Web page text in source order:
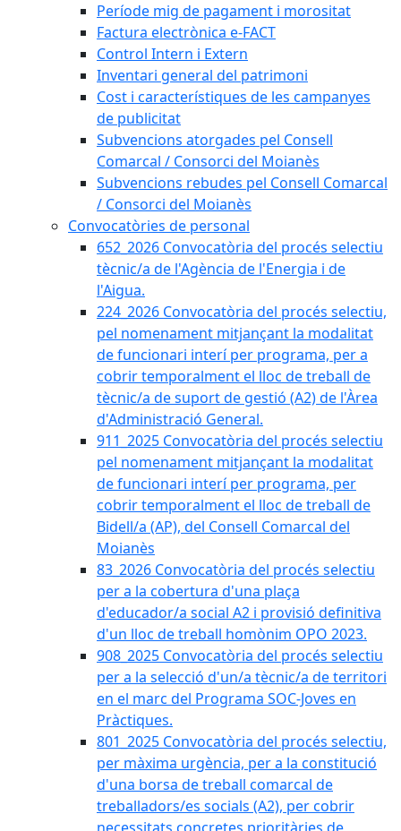
Període mig de pagament i morositat
Factura electrònica e-FACT
Control Intern i Extern
Inventari general del patrimoni
Cost i característiques de les campanyes
de publicitat
Subvencions atorgades pel Consell
Comarcal / Consorci del Moianès
Subvencions rebudes pel Consell Comarcal
/ Consorci del Moianès
Convocatòries de personal
652_2026 Convocatòria del procés selectiu
tècnic/a de l'Agència de l'Energia i de
l'Aigua.
224_2026 Convocatòria del procés selectiu,
pel nomenament mitjançant la modalitat
de funcionari interí per programa, per a
cobrir temporalment el lloc de treball de
tècnic/a de suport de gestió (A2) de l'Àrea
d'Administració General.
911_2025 Convocatòria del procés selectiu
pel nomenament mitjançant la modalitat
de funcionari interí per programa, per
cobrir temporalment el lloc de treball de
Bidell/a (AP), del Consell Comarcal del
Moianès
83_2026 Convocatòria del procés selectiu
per a la cobertura d'una plaça
d'educador/a social A2 i provisió definitiva
d'un lloc de treball homònim OPO 2023.
908_2025 Convocatòria del procés selectiu
per a la selecció d'un/a tècnic/a de territori
en el marc del Programa SOC-Joves en
Pràctiques.
801_2025 Convocatòria del procés selectiu,
per màxima urgència, per a la constitució
d'una borsa de treball comarcal de
treballadors/es socials (A2), per cobrir